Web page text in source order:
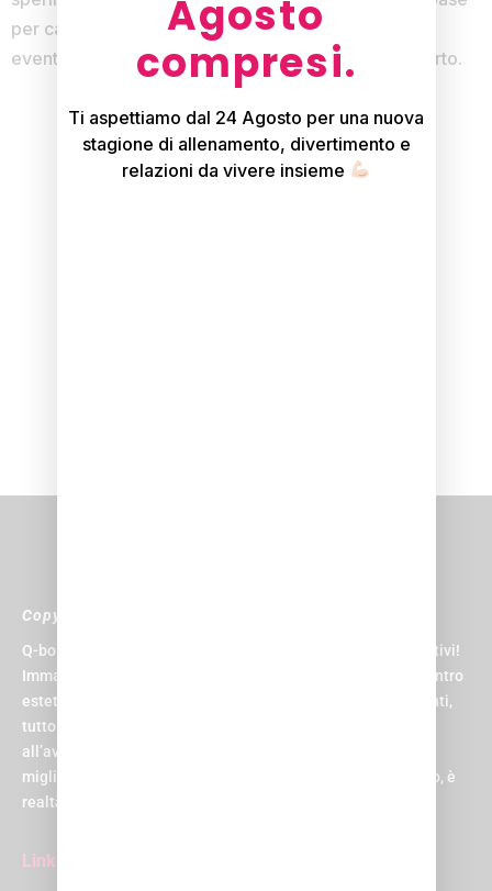
per camminare e correre. Può rappresentare un
eventuale supplemento del percorso Pre e Post-parto.
Copyright © 2024 Q-bo Wellness
Q-bo non è solo un centro sportivo, è il paradiso per gli sportivi!
Immagina di avere una piscina, una palestra, una spa, un centro
estetico, un centro medico, un parrucchiere e una zona eventi,
tutto sotto lo stesso tetto. E non un tetto qualsiasi, ma uno
all’avanguardia, progettato per rendere la tua esperienza la
migliore possibile. Suona come un sogno, vero? Beh, al Q-bo, è
realtà!
Link
Agosto
compresi.
Ti aspettiamo dal 24 Agosto per una nuova
stagione di allenamento, divertimento e
relazioni da vivere insieme